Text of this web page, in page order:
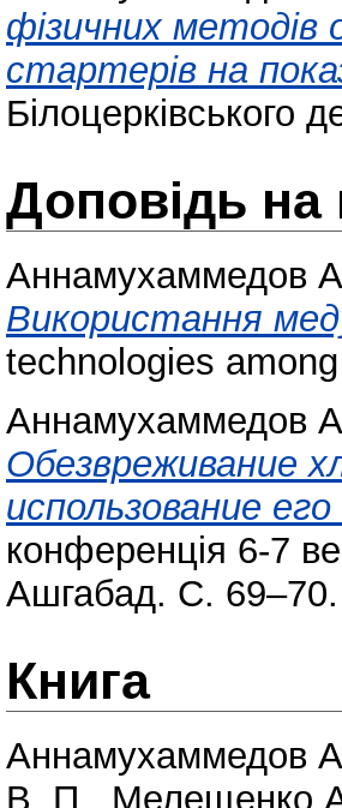
фізичних методів
стартерів на
Білоцерківського
Доповідь на
Аннамухаммедов
Використання
technologies
Аннамухаммедов
Обезвреживание
использование
конференція 6-7
Ашгабад. С. 69–70.
Книга
Аннамухаммедов
В. П., Мелещенко